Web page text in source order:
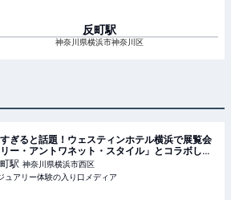
反町駅
神奈川県横浜市神奈川区
ぎると話題！ウェスティンホテル横浜で展覧会
リー・アントワネット・スタイル」とコラボした
ヌーンティーが開催中【実食レポート】
駅 神奈川県横浜市西区
ュアリー体験の入り口メディア